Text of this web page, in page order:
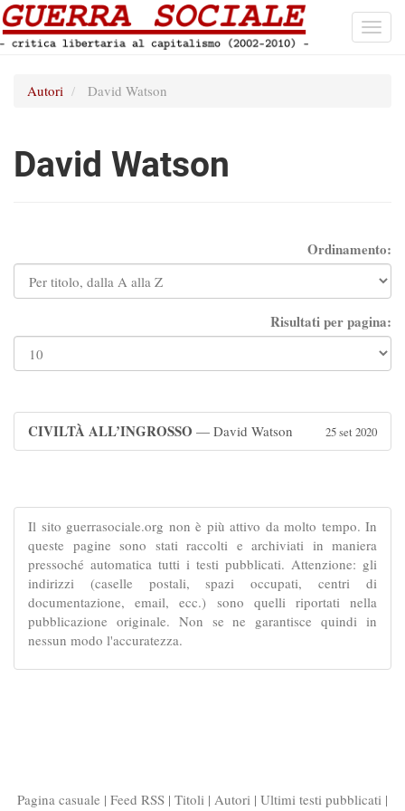
Autori David Watson
David Watson
Ordinamento:
Risultati per pagina:
CIVILTÀ ALL’INGROSSO — David Watson 25 set 2020
Il sito guerrasociale.org non è più attivo da molto tempo. In
queste pagine sono stati raccolti e archiviati in maniera
pressoché automatica tutti i testi pubblicati. Attenzione: gli
indirizzi (caselle postali, spazi occupati, centri di
documentazione, email, ecc.) sono quelli riportati nella
pubblicazione originale. Non se ne garantisce quindi in
nessun modo l'accuratezza.
Pagina casuale | Feed RSS | Titoli | Autori | Ultimi testi pubblicati |